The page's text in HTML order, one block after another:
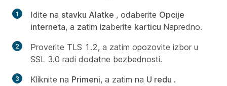
Idite na stavku Alatke , odaberite Opcije
interneta, a zatim izaberite karticu Napredno.
Proverite TLS 1.2, a zatim opozovite izbor u
SSL 3.0 radi dodatne bezbednosti.
Kliknite na Primeni, a zatim na U redu .